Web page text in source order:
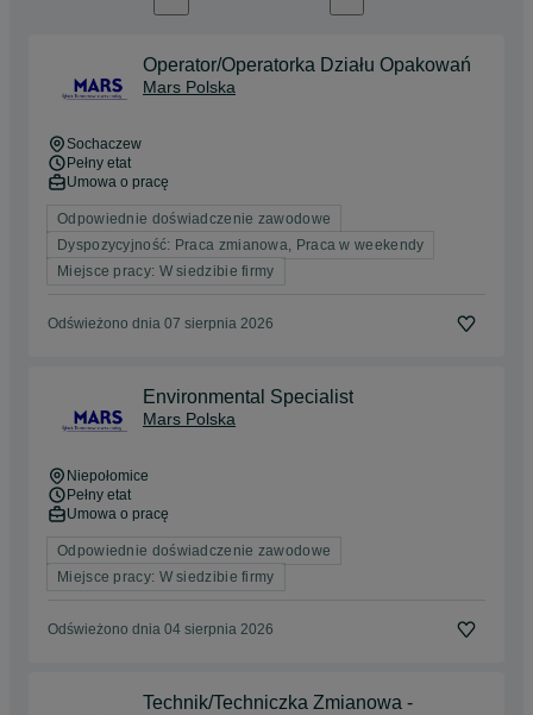
Operator/Operatorka Działu Opakowań
Mars Polska
Sochaczew
Pełny etat
Umowa o pracę
Odpowiednie doświadczenie zawodowe
Dyspozycyjność: Praca zmianowa, Praca w weekendy
Miejsce pracy: W siedzibie firmy
Odświeżono dnia 07 sierpnia 2026
Environmental Specialist
Mars Polska
Niepołomice
Pełny etat
Umowa o pracę
Odpowiednie doświadczenie zawodowe
Miejsce pracy: W siedzibie firmy
Odświeżono dnia 04 sierpnia 2026
Technik/Techniczka Zmianowa -